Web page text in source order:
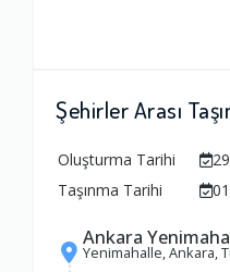
Şehirler Arası
Oluşturma Tarihi
Taşınma Tarihi
Ankara
Yenimahalle, Ankara,